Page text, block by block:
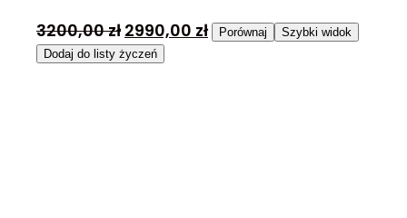
3200,00zł 2990,00 zł Porównaj
Szybki widok
Dodaj do listy życzeń